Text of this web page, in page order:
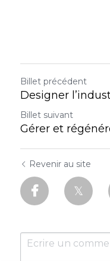
Billet précédent
Designer
Billet suivant
Gérer et
Revenir au site